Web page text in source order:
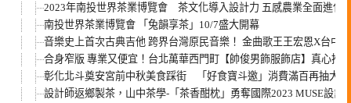
2023年南投世界茶業博覽會 茶文化導入設計力 五感農業全面進化
南投世界茶業博覽會 「兔韻享茶」10/7盛大開幕
音樂史上首次古典吉他 跨界台灣原民音樂！ 金曲歌王王宏恩X台中
合身窄版 專業又便宜！台北萬華西門町【帥俊男飾服飾店】真心推薦
彰化北斗奠安宮前中秋美食踩街 「好食寶斗邀」消費滿百再抽大獎
設計師返鄉製茶，山中茶學-「茶香酣枕」勇奪國際2023 MUSE設計